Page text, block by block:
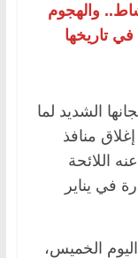
والهجوم
تاريخها
الشديد لما
منافذ
اللائحة
في يناير
الخميس،